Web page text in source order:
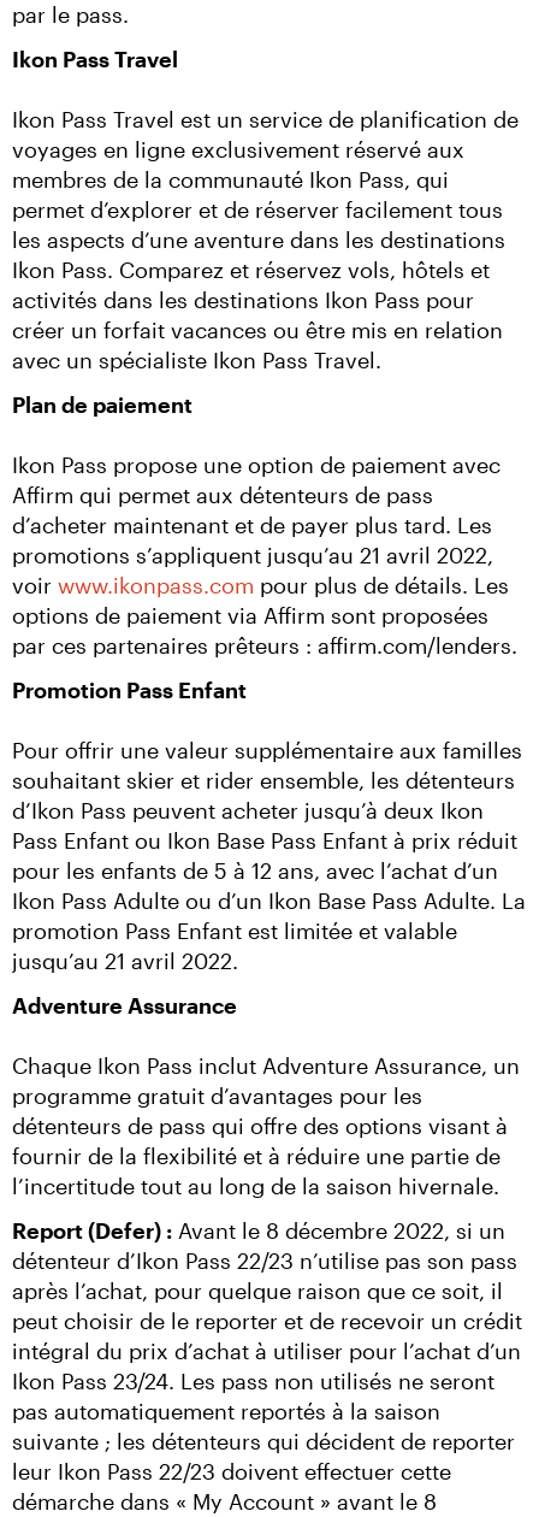
par le pass.
Ikon Pass Travel
Ikon Pass Travel est un service de planification de
voyages en ligne exclusivement réservé aux
membres de la communauté Ikon Pass, qui
permet d’explorer et de réserver facilement tous
les aspects d’une aventure dans les destinations
Ikon Pass. Comparez et réservez vols, hôtels et
activités dans les destinations Ikon Pass pour
créer un forfait vacances ou être mis en relation
avec un spécialiste Ikon Pass Travel.
Plan de paiement
Ikon Pass propose une option de paiement avec
Affirm qui permet aux détenteurs de pass
d’acheter maintenant et de payer plus tard. Les
promotions s’appliquent jusqu’au 21 avril 2022,
voir www.ikonpass.com pour plus de détails. Les
options de paiement via Affirm sont proposées
par ces partenaires prêteurs : affirm.com/lenders.
Promotion Pass Enfant
Pour offrir une valeur supplémentaire aux familles
souhaitant skier et rider ensemble, les détenteurs
d’Ikon Pass peuvent acheter jusqu’à deux Ikon
Pass Enfant ou Ikon Base Pass Enfant à prix réduit
pour les enfants de 5 à 12 ans, avec l’achat d’un
Ikon Pass Adulte ou d’un Ikon Base Pass Adulte. La
promotion Pass Enfant est limitée et valable
jusqu’au 21 avril 2022.
Adventure Assurance
Chaque Ikon Pass inclut Adventure Assurance, un
programme gratuit d’avantages pour les
détenteurs de pass qui offre des options visant à
fournir de la flexibilité et à réduire une partie de
l’incertitude tout au long de la saison hivernale.
Report (Defer) : Avant le 8 décembre 2022, si un
détenteur d’Ikon Pass 22/23 n’utilise pas son pass
après l’achat, pour quelque raison que ce soit, il
peut choisir de le reporter et de recevoir un crédit
intégral du prix d’achat à utiliser pour l’achat d’un
Ikon Pass 23/24. Les pass non utilisés ne seront
pas automatiquement reportés à la saison
suivante ; les détenteurs qui décident de reporter
leur Ikon Pass 22/23 doivent effectuer cette
démarche dans « My Account » avant le 8